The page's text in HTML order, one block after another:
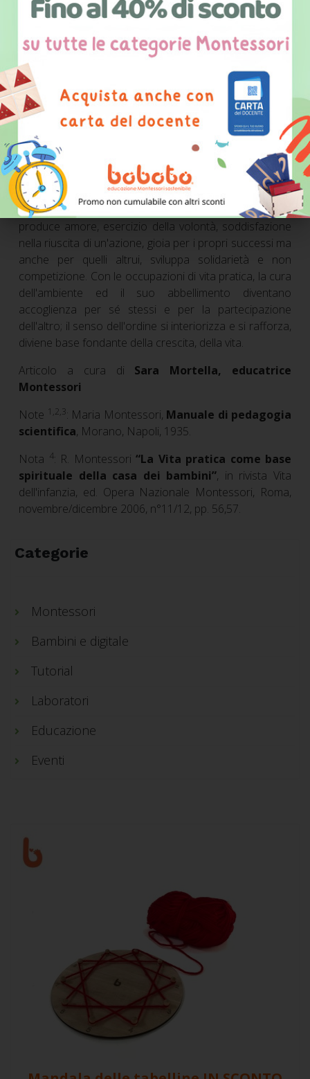
- setacciare, pestare, travasare;
- lavori con carta o stoffa: piegare, intrecciare,
arrotolare, tagliare, incollare e cucire.
Tutte queste sono attività che hanno un grande valore
sociale, cognitivo e morale. Esercizi simili chiariscono,
come ben sottolinea la nipote di Maria Montessori,
Renilde, che
la vita pratica è la “base spirituale”
dello sviluppo
, grazie ad essa il bambino riesce a
trarre la consapevolezza di sé, degli altri, dell'ambiente,
produce amore, esercizio della volontà, soddisfazione
nella riuscita di un'azione, gioia per i propri successi ma
anche per quelli altrui, sviluppa solidarietà e non
competizione. Con le occupazioni di vita pratica, la cura
dell'ambiente ed il suo abbellimento diventano
accoglienza per sé stessi e per la partecipazione
dell'altro; il senso dell'ordine si interiorizza e si rafforza,
diviene base fondante della crescita, della vita.
Articolo a cura di Sara Mortella, educatrice
Montessori
Note 1,2,3: Maria Montessori, Manuale di pedagogia
scientifica, Morano, Napoli, 1935.
Nota 4: R. Montessori “La Vita pratica come base
spirituale della casa dei bambini”, in rivista Vita
dell'infanzia, ed. Opera Nazionale Montessori, Roma,
novembre/dicembre 2006, n°11/12, pp. 56,57.
Categorie
Montessori
Bambini e digitale
Tutorial
Laboratori
Educazione
Eventi